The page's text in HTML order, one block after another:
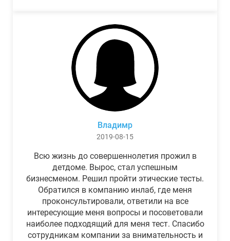
Владимр
2019-08-15
Всю жизнь до совершеннолетия прожил в
детдоме. Вырос, стал успешным
бизнесменом. Решил пройти этические тесты.
Обратился в компанию инлаб, где меня
проконсультировали, ответили на все
интересующие меня вопросы и посоветовали
наиболее подходящий для меня тест. Спасибо
сотрудникам компании за внимательность и